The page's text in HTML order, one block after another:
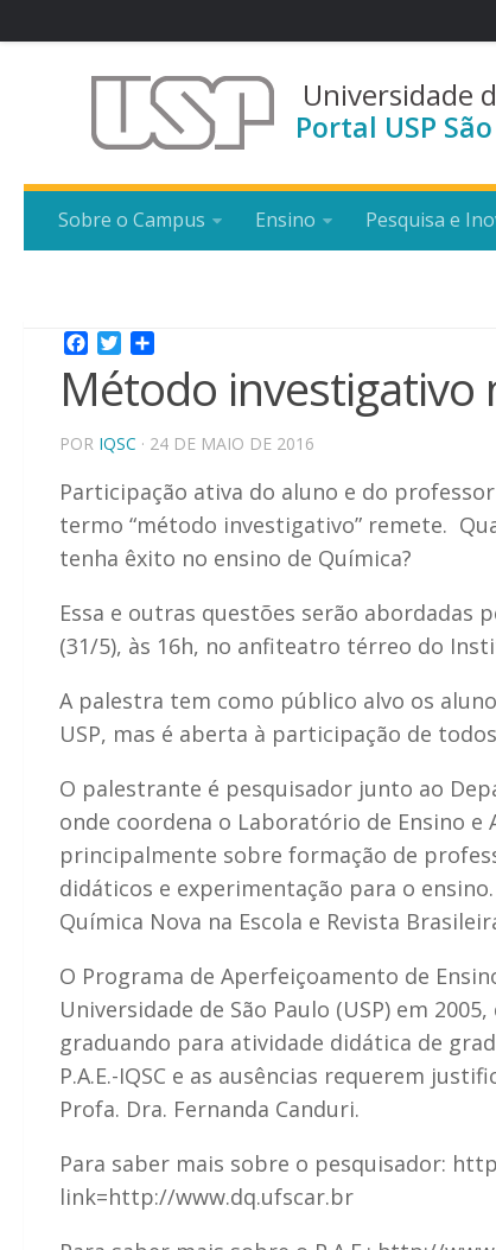
Universidade
Portal USP
Sobre o Campus Ensino Pesquisa e
Facebook
Twitter
Método investigativo
POR IQSC · 24 DE MAIO DE 2016
Participação ativa do aluno e do
termo “método investigativo” remete.
tenha êxito no ensino de Química?
Essa e outras questões serão abordadas
(31/5), às 16h, no anfiteatro térreo do
A palestra tem como público alvo os
USP, mas é aberta à participação de
O palestrante é pesquisador junto ao
onde coordena o Laboratório de Ensino e
principalmente sobre formação de
didáticos e experimentação para o
Química Nova na Escola e Revista
O Programa de Aperfeiçoamento de
Universidade de São Paulo (USP) em
graduando para atividade didática de
P.A.E.-IQSC e as ausências requerem
Profa. Dra. Fernanda Canduri.
Para saber mais sobre o pesquisador:
link=http://www.dq.ufscar.br